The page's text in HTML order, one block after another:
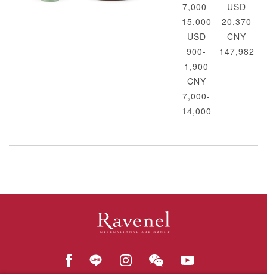
7,000-
15,000
USD
900-
1,900
CNY
7,000-
14,000
USD
20,370
CNY
147,982